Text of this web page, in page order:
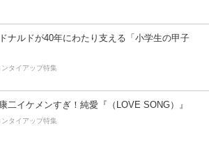
ナルドが40年にわたり支える「小学生の甲子
ンタイアップ特集
二イケメンすぎ！純愛『（LOVE SONG）』
ンタイアップ特集